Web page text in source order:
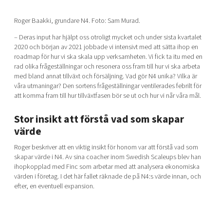
Roger Baakki, grundare N4. Foto: Sam Murad.
– Deras input har hjälpt oss otroligt mycket och under sista kvartalet
2020 och början av 2021 jobbade vi intensivt med att sätta ihop en
roadmap för hur vi ska skala upp verksamheten. Vi fick ta itu med en
rad olika frågeställningar och resonera oss fram till hur vi ska arbeta
med bland annat tillväxt och försäljning. Vad gör N4 unika? Vilka är
våra utmaningar? Den sortens frågeställningar ventilerades febrilt för
att komma fram till hur tillväxtfasen bör se ut och hur vi når våra mål.
Stor insikt att förstå vad som skapar
värde
Roger beskriver att en viktig insikt för honom var att förstå vad som
skapar värde i N4. Av sina coacher inom Swedish Scaleups blev han
ihopkopplad med Finc som arbetar med att analysera ekonomiska
värden i företag. I det här fallet räknade de på N4:s värde innan, och
efter, en eventuell expansion.